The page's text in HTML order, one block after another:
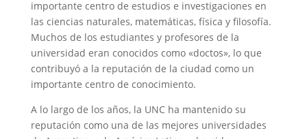
importante centro de estudios e investigaciones en
las ciencias naturales, matemáticas, física y filosofía.
Muchos de los estudiantes y profesores de la
universidad eran conocidos como «doctos», lo que
contribuyó a la reputación de la ciudad como un
importante centro de conocimiento.
A lo largo de los años, la UNC ha mantenido su
reputación como una de las mejores universidades